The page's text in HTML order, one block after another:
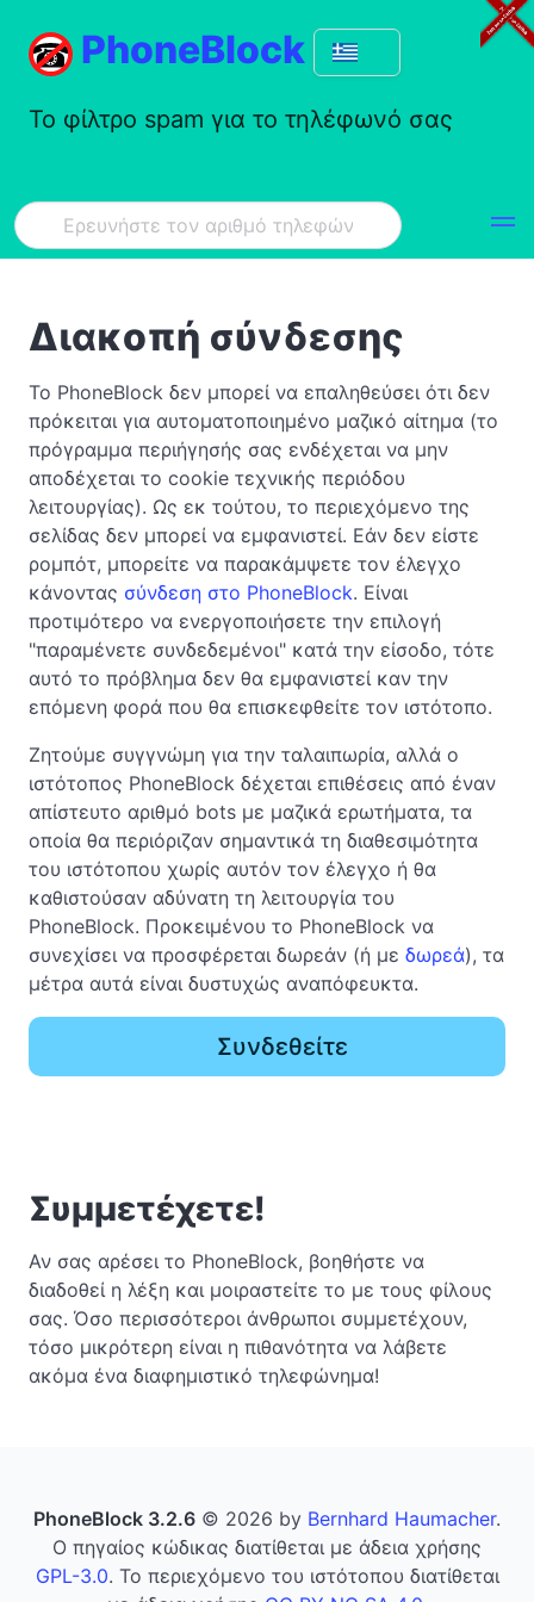
PhoneBlock
Το φίλτρο spam για το τηλέφωνό σας
Διακοπή σύνδεσης
Το PhoneBlock δεν μπορεί να επαληθεύσει ότι δεν
πρόκειται για αυτοματοποιημένο μαζικό αίτημα (το
πρόγραμμα περιήγησής σας ενδέχεται να μην
αποδέχεται το cookie τεχνικής περιόδου
λειτουργίας). Ως εκ τούτου, το περιεχόμενο της
σελίδας δεν μπορεί να εμφανιστεί. Εάν δεν είστε
ρομπότ, μπορείτε να παρακάμψετε τον έλεγχο
κάνοντας σύνδεση στο PhoneBlock. Είναι
προτιμότερο να ενεργοποιήσετε την επιλογή
"παραμένετε συνδεδεμένοι" κατά την είσοδο, τότε
αυτό το πρόβλημα δεν θα εμφανιστεί καν την
επόμενη φορά που θα επισκεφθείτε τον ιστότοπο.
Ζητούμε συγγνώμη για την ταλαιπωρία, αλλά ο
ιστότοπος PhoneBlock δέχεται επιθέσεις από έναν
απίστευτο αριθμό bots με μαζικά ερωτήματα, τα
οποία θα περιόριζαν σημαντικά τη διαθεσιμότητα
του ιστότοπου χωρίς αυτόν τον έλεγχο ή θα
καθιστούσαν αδύνατη τη λειτουργία του
PhoneBlock. Προκειμένου το PhoneBlock να
συνεχίσει να προσφέρεται δωρεάν (ή με δωρεά), τα
μέτρα αυτά είναι δυστυχώς αναπόφευκτα.
Συνδεθείτε
Συμμετέχετε!
Αν σας αρέσει το PhoneBlock, βοηθήστε να
διαδοθεί η λέξη και μοιραστείτε το με τους φίλους
σας. Όσο περισσότεροι άνθρωποι συμμετέχουν,
τόσο μικρότερη είναι η πιθανότητα να λάβετε
ακόμα ένα διαφημιστικό τηλεφώνημα!
PhoneBlock 3.2.6 © 2026 by Bernhard Haumacher.
Ο πηγαίος κώδικας διατίθεται με άδεια χρήσης
GPL-3.0. Το περιεχόμενο του ιστότοπου διατίθεται